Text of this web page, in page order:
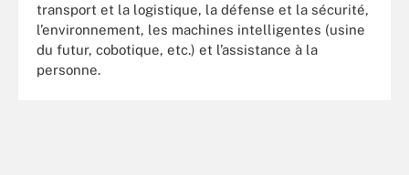
transport et la logistique, la défense et la sécurité,
l’environnement, les machines intelligentes (usine
du futur, cobotique, etc.) et l’assistance à la
personne.